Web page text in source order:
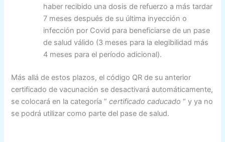
haber recibido una dosis de refuerzo a más tardar
7 meses después de su última inyección o
infección por Covid para beneficiarse de un pase
de salud válido (3 meses para la elegibilidad más
4 meses para el período adicional).
Más allá de estos plazos, el código QR de su anterior
certificado de vacunación se desactivará automáticamente,
se colocará en la categoría”certificado caducado “ y ya no
se podrá utilizar como parte del pase de salud.